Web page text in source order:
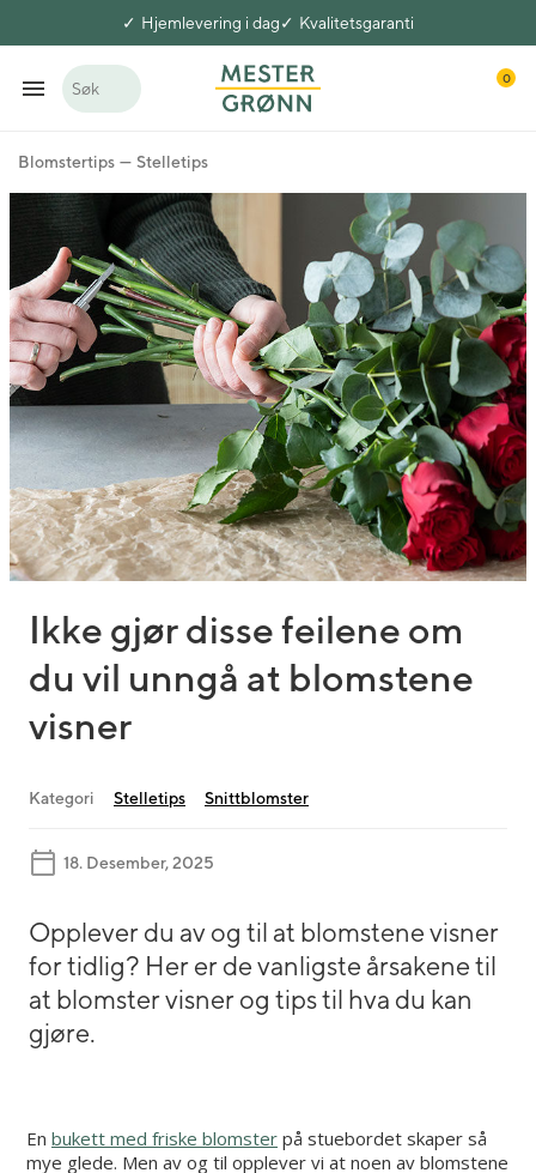
Hjemlevering i dag Kvalitetsgaranti
Søk
0
Blomstertips Stelletips
Ikke gjør disse feilene om
du vil unngå at blomstene
visner
18. Desember, 2025
Kategori Stelletips Snittblomster
Opplever du av og til at blomstene visner
for tidlig? Her er de vanligste årsakene til
at blomster visner og tips til hva du kan
gjøre.
En bukett med friske blomster på stuebordet skaper så
mye glede. Men av og til opplever vi at noen av blomstene